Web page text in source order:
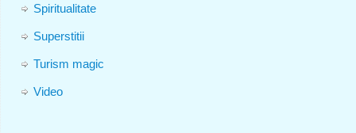
Spiritualitate
Superstitii
Turism magic
Video